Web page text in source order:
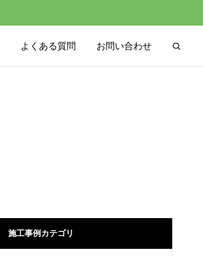
よくある質問 お問い合わせ
施工事例カテゴリ